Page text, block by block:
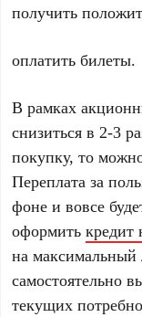
получить
оплатить билеты.
В рамках
снизиться в 2-3
покупку, то
Переплата за
фоне и вовсе
оформитькредит
на
самостоятельно
текущих